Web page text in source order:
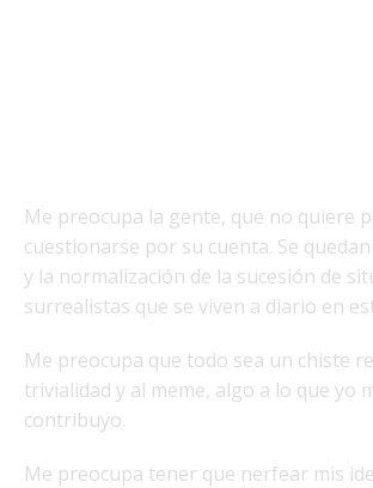
Me preocupa la gente, que no quiere
cuestionarse por su cuenta. Se
y la normalización de la sucesión de
surrealistas que se viven a diario en
Me preocupa que todo sea un chiste
trivialidad y al meme, algo a lo que yo
contribuyo.
Me preocupa tener que nerfear mis